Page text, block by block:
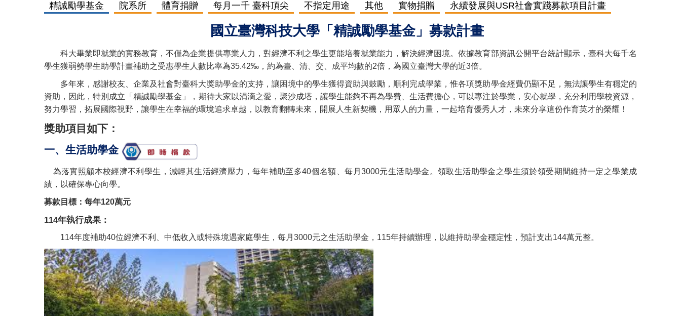
精誠勵學基金 院系所 體育捐贈 每月一千 臺科頂尖 不指定用途 其他 實物捐贈 永續發展與USR社會實踐募款項目計畫
國立臺灣科技大學「精誠勵學基金」募款計畫
科大畢業即就業的實務教育，不僅為企業提供專業人力，對經濟不利之學生更能培養就業能力，解決經濟困境。依據教育部資訊公開平台統計顯示，臺科大每千名
學生獲弱勢學生助學計畫補助之受惠學生人數比率為35.42‰，約為臺、清、交、成平均數的2倍，為國立臺灣大學的近3倍。
多年來，感謝校友、企業及社會對臺科大獎助學金的支持，讓困境中的學生獲得資助與鼓勵，順利完成學業，惟各項獎助學金經費仍顯不足，無法讓學生有穩定的
資助，因此，特別成立「精誠勵學基金」，期待大家以涓滴之愛，聚沙成塔，讓學生能夠不再為學費、生活費擔心，可以專注於學業，安心就學，充分利用學校資源，
努力學習，拓展國際視野，讓學生在幸福的環境追求卓越，以教育翻轉未來，開展人生新契機，用眾人的力量，一起培育優秀人才，未來分享這份作育英才的榮耀！
獎助項目如下：
一、生活助學金
為落實照顧本校經濟不利學生，減輕其生活經濟壓力，每年補助至多40個名額、每月3000元生活助學金。領取生活助學金之學生須於領受期間維持一定之學業成
績，以確保專心向學。
募款目標：每年120萬元
114年執行成果：
114年度補助40位經濟不利、中低收入或特殊境遇家庭學生，每月3000元之生活助學金，115年持續辦理，以維持助學金穩定性，預計支出144萬元整。